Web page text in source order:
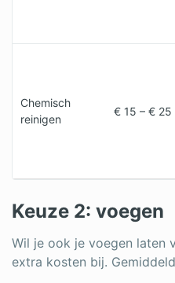
Chemisch
reinigen
€ 15 – € 25
Keuze 2: voegen
Wil je ook je voegen laten
extra kosten bij.